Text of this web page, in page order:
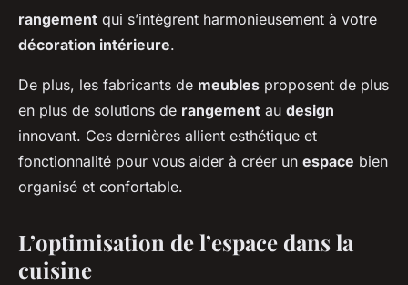
rangement qui s’intègrent harmonieusement à votre
décoration intérieure.
De plus, les fabricants de meubles proposent de plus
en plus de solutions de rangement au design
innovant. Ces dernières allient esthétique et
fonctionnalité pour vous aider à créer un espace bien
organisé et confortable.
L’optimisation de l’espace dans la
cuisine